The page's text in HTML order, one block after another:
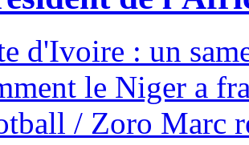
d'Ivoire : un
le Niger a
/ Zoro Marc